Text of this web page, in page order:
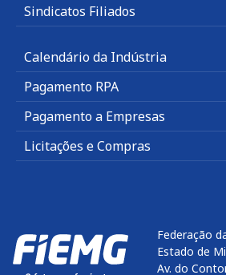
Sindicatos Filiados
Calendário da Indústria
Pagamento RPA
Pagamento a Empresas
Licitações e Compras
Federação
Estado de
Av. do